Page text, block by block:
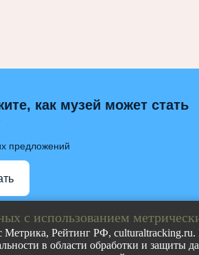
как музей может стать
предложений
с использованием
Рейтинг РФ,
в области обработки и
воспроизведение любых